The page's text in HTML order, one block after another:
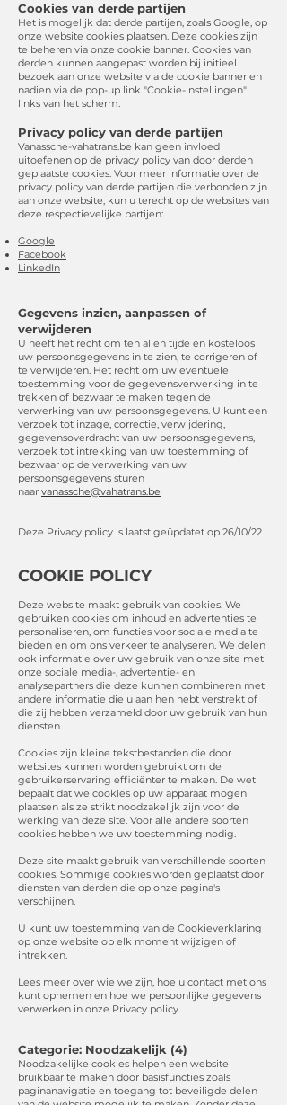
Cookies van derde partijen
Het is mogelijk dat derde partijen, zoals Google, op
onze website cookies plaatsen. Deze cookies zijn
te beheren via onze cookie banner. Cookies van
derden kunnen aangepast worden bij initieel
bezoek aan onze website via de cookie banner en
nadien via de pop-up link "Cookie-instellingen"
links van het scherm.
Privacy policy van derde partijen
Vanassche-vahatrans.be kan geen invloed
uitoefenen op de privacy policy van door derden
geplaatste cookies. Voor meer informatie over de
privacy policy van derde partijen die verbonden zijn
aan onze website, kun u terecht op de websites van
deze respectievelijke partijen:
Google
Facebook
LinkedIn
​Gegevens inzien, aanpassen of
verwijderen
U heeft het recht om ten allen tijde en kosteloos
uw persoonsgegevens in te zien, te corrigeren of
te verwijderen. Het recht om uw eventuele
toestemming voor de gegevensverwerking in te
trekken of bezwaar te maken tegen de
verwerking van uw persoonsgegevens. U kunt een
verzoek tot inzage, correctie, verwijdering,
gegevensoverdracht van uw persoonsgegevens,
verzoek tot intrekking van uw toestemming of
bezwaar op de verwerking van uw
persoonsgegevens sturen
naar vanassche@vahatrans.be
Deze Privacy policy is laatst geüpdatet op 26/10/22
COOKIE POLICY
Deze website maakt gebruik van cookies. We
gebruiken cookies om inhoud en advertenties te
personaliseren, om functies voor sociale media te
bieden en om ons verkeer te analyseren. We delen
ook informatie over uw gebruik van onze site met
onze sociale media-, advertentie- en
analysepartners die deze kunnen combineren met
andere informatie die u aan hen hebt verstrekt of
die zij hebben verzameld door uw gebruik van hun
diensten.
Cookies zijn kleine tekstbestanden die door
websites kunnen worden gebruikt om de
gebruikerservaring efficiënter te maken. De wet
bepaalt dat we cookies op uw apparaat mogen
plaatsen als ze strikt noodzakelijk zijn voor de
werking van deze site. Voor alle andere soorten
cookies hebben we uw toestemming nodig.
Deze site maakt gebruik van verschillende soorten
cookies. Sommige cookies worden geplaatst door
diensten van derden die op onze pagina's
verschijnen.
U kunt uw toestemming van de Cookieverklaring
op onze website op elk moment wijzigen of
intrekken.
Lees meer over wie we zijn, hoe u contact met ons
kunt opnemen en hoe we persoonlijke gegevens
verwerken in onze Privacy policy.
Categorie: Noodzakelijk (4)
Noodzakelijke cookies helpen een website
bruikbaar te maken door basisfuncties zoals
paginanavigatie en toegang tot beveiligde delen